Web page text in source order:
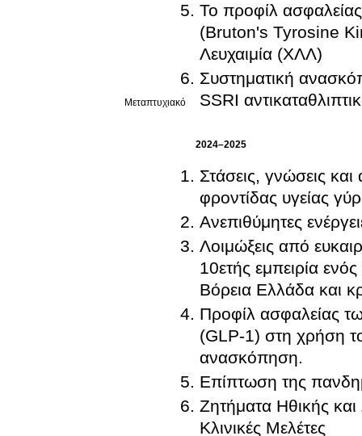
Μεταπτυχιακό
Το προφίλ ασφαλείας
(Bruton's Tyrosine
Λευχαιμία (ΧΛΛ)
Συστηματική
SSRI
2024–2025
Στάσεις, γνώσεις
φροντίδας υγείας
Ανεπιθύμητες
Λοιμώξεις από
10ετής εμπειρία
Βόρεια Ελλάδα και
Προφίλ ασφαλείας
(GLP-1) στη χρήση
ανασκόπηση.
Επίπτωση της
Ζητήματα Ηθικής και
Κλινικές Μελέτες